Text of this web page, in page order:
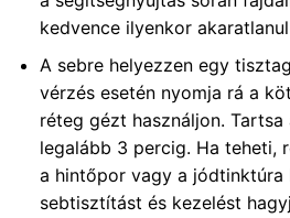
kedvence ilyenkor
A sebre helyezzen egy
vérzés esetén nyomja rá a
réteg gézt használjon.
legalább 3 percig. Ha teheti,
a hintőpor vagy a jódtinktúra
sebtisztítást és kezelést